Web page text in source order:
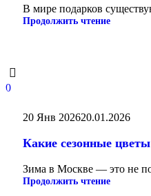
В мире подарков
Продолжить чтение
0
20 Янв 202620.01.2026
Какие сезонные
Зима в Москве — это не
Продолжить чтение